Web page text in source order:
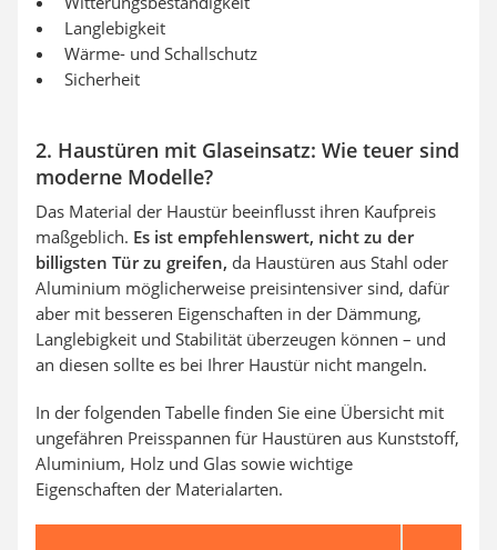
Langlebigkeit
Wärme- und Schallschutz
Sicherheit
2. Haustüren mit Glaseinsatz: Wie teuer sind
moderne Modelle?
Das Material der Haustür beeinflusst ihren Kaufpreis
maßgeblich. Es ist empfehlenswert, nicht zu der
billigsten Tür zu greifen, da Haustüren aus Stahl oder
Aluminium möglicherweise preisintensiver sind, dafür
aber mit besseren Eigenschaften in der Dämmung,
Langlebigkeit und Stabilität überzeugen können – und
an diesen sollte es bei Ihrer Haustür nicht mangeln.
In der folgenden Tabelle finden Sie eine Übersicht mit
ungefähren Preisspannen für Haustüren aus Kunststoff,
Aluminium, Holz und Glas sowie wichtige
Eigenschaften der Materialarten.